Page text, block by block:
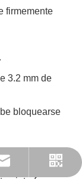
firmemente
3.2 mm de
bloquearse